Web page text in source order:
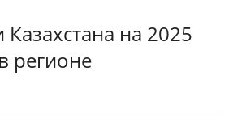
на 2025
регионе